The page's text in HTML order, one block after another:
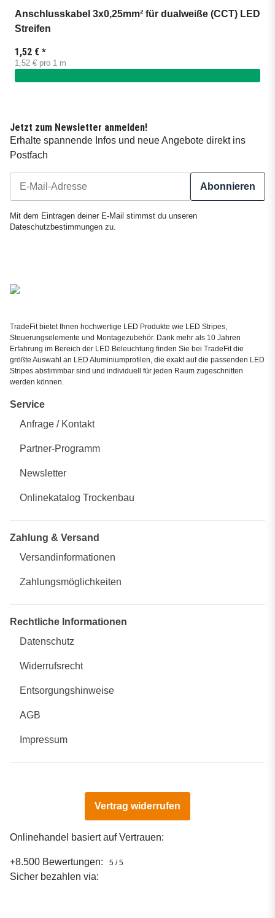
Anschlusskabel 3x0,25mm² für dualweiße (CCT) LED
Streifen
1,52 € *
1,52 € pro 1 m
Jetzt zum Newsletter anmelden!
Erhalte spannende Infos und neue Angebote direkt ins
Postfach
Abonnieren
Mit dem Eintragen deiner E-Mail stimmst du unseren
Dateschutzbestimmungen zu.
TradeFit bietet Ihnen hochwertige LED Produkte wie LED Stripes,
Steuerungselemente und Montagezubehör. Dank mehr als 10 Jahren
Erfahrung im Bereich der LED Beleuchtung finden Sie bei TradeFit die
größte Auswahl an LED Aluminiumprofilen, die exakt auf die passenden LED
Stripes abstimmbar sind und individuell für jeden Raum zugeschnitten
werden können.
Service
Anfrage / Kontakt
Partner-Programm
Newsletter
Onlinekatalog Trockenbau
Zahlung & Versand
Versandinformationen
Zahlungsmöglichkeiten
Rechtliche Informationen
Datenschutz
Widerrufsrecht
Entsorgungshinweise
AGB
Impressum
Vertrag widerrufen
Onlinehandel basiert auf Vertrauen:
+8.500 Bewertungen: 5 / 5
Sicher bezahlen via: